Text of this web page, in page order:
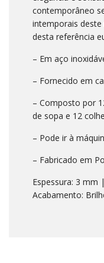
contemporâneo
intemporais
desta referência
– Em aço
– Fornecido em
– Composto por
de sopa e 12
– Pode ir à
– Fabricado em
Espessura: 3 mm
Acabamento: